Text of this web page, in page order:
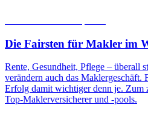
Die Fairsten für Makler im
Rente, Gesundheit, Pflege – überall
verändern auch das Maklergeschäft.
Erfolg damit wichtiger denn je. Zum
Top-Maklerversicherer und -pools.